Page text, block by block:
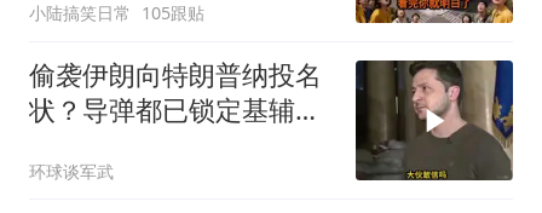
小陆搞笑日常 105跟贴
偷袭伊朗向特朗普纳投名
状？导弹都已锁定基辅才
豪赌到底有多疯？
环球谈军武